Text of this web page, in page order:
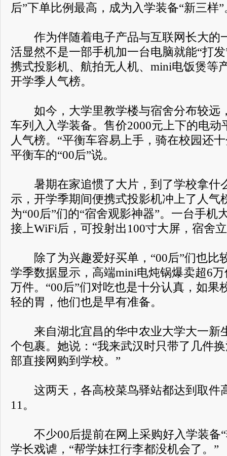
后”下单比例最高，成为入学装备“新三样”
作为伴随着电子产品与互联网长大的
活显然不是一部手机加一台电脑就能“打
携式投影机、航拍无人机、mini电饭煲等
开学季人气榜。
如今，大学里教学楼与宿舍分布较远
车列入入学装备。售价2000元上下的电动
人气榜。“平衡车容易上手，骑在校园还
平衡车的“00后”说。
暑期在家追惯了大片，到了学校拿什
示，开学季期间便携式投影机冲上了人气
为“00后”们的“宿舍观影神器”。一台手机
接上WiFi后，可投射出100寸大屏，宿舍
除了为兴趣爱好买单，“00后”们也比
学季数据显示，高端mini电炖锅爆卖超6
万件。“00后”们对吃也是十分认真，如果
轻的胃，他们也是早有准备。
来自湖北宜昌的华中农业大学大一新
个包裹。她说：“我来武汉时只带了几件
部直接网购到学校。”
这两天，各高校菜鸟驿站都达到取件
11。
不少00后提前在网上采购好入学装备“
学长戏谑，“帮学妹扛行李都没机会了。”